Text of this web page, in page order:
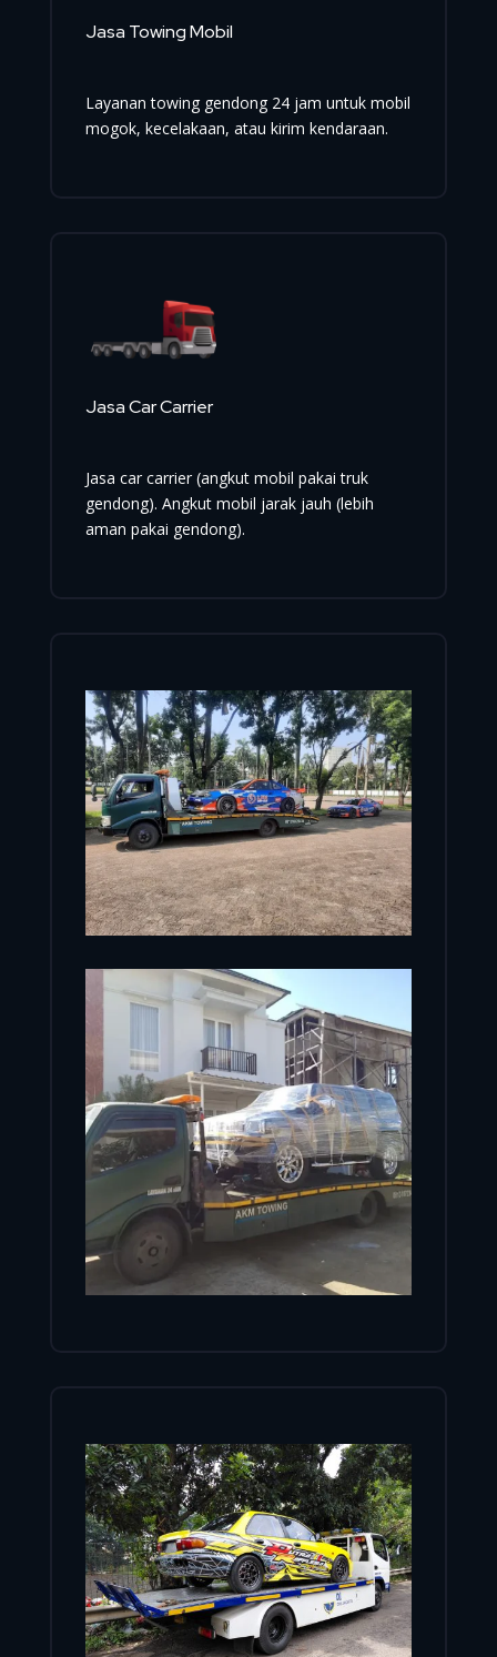
Jasa Towing Mobil
Layanan towing gendong 24 jam untuk mobil
mogok, kecelakaan, atau kirim kendaraan.
Jasa Car Carrier
Jasa car carrier (angkut mobil pakai truk
gendong). Angkut mobil jarak jauh (lebih
aman pakai gendong).